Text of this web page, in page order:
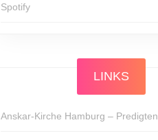
Spotify
LINKS
Anskar-Kirche Hamburg – Predigten